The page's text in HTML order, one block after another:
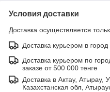
Условия доставки
Доставка осуществляется
Доставка курьером в
Доставка курьером по
заказе от 500 000 тенге
Доставка в Актау, Атырау,
Казахстанская обл,